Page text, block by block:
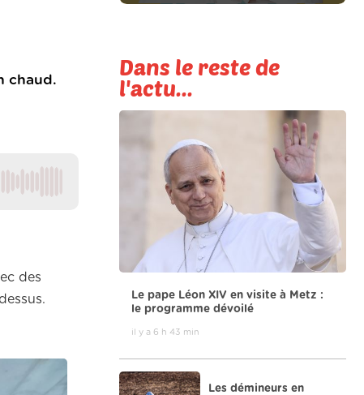
chaud.
des
Dans le reste de
l'actu...
Le pape Léon XIV en visite à Metz :
le programme dévoilé
il y a 6 h 43 min
Les démineurs en